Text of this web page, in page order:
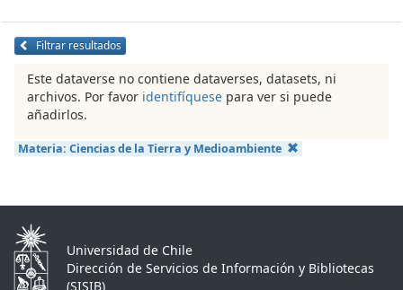
Filtrar resultados
Este dataverse no contiene dataverses, datasets, ni
archivos. Por favor identifíquese para ver si puede
añadirlos.
Materia: Ciencias de la Tierra y Medioambiente
Universidad de Chile
Dirección de Servicios de Información y Bibliotecas
(SISIB)